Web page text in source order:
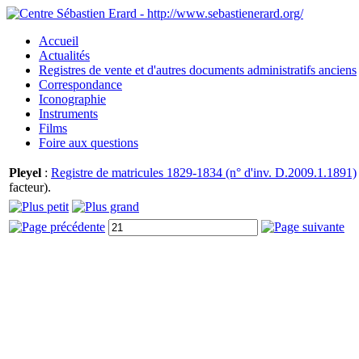
Accueil
Actualités
Registres de vente et d'autres documents administratifs anciens
Correspondance
Iconographie
Instruments
Films
Foire aux questions
Pleyel : Registre de matricules 1829-1834 (n° d'inv. D.2009.1.1891)
facteur).